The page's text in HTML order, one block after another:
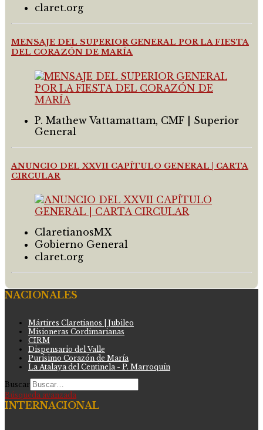
claret.org
MENSAJE DEL SUPERIOR GENERAL POR LA FIESTA
DEL CORAZÓN DE MARÍA
P. Mathew Vattamattam, CMF | Superior
General
ANUNCIO DEL XXVII CAPÍTULO GENERAL | CARTA
CIRCULAR
ClaretianosMX
Gobierno General
claret.org
NACIONALES
Mártires Claretianos | Jubileo
Misioneras Cordimarianas
CIRM
Dispensario del Valle
Purísimo Corazón de María
La Atalaya del Centinela - P. Marroquín
Buscar
Búsqueda avanzada
INTERNACIONAL